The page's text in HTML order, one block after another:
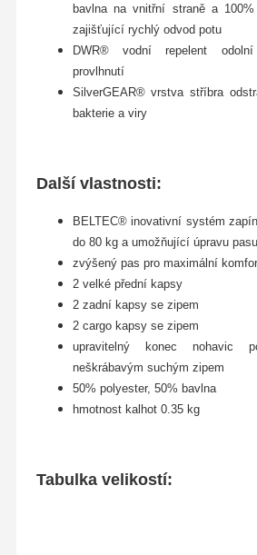
bavlna na vnitřní straně a
zajišťující rychlý odvod potu
DWR® vodní repelent
provlhnutí
SilverGEAR® vrstva stříbra
bakterie a viry
Další vlastnosti:
BELTEC® inovativní systém
do 80 kg a umožňující úpravu
zvýšený pas pro maximální
2 velké přední kapsy
2 zadní kapsy se zipem
2 cargo kapsy se zipem
upravitelný konec nohavic
neškrábavým suchým zipem
50% polyester, 50% bavlna
hmotnost kalhot 0.35 kg
Tabulka velikostí: